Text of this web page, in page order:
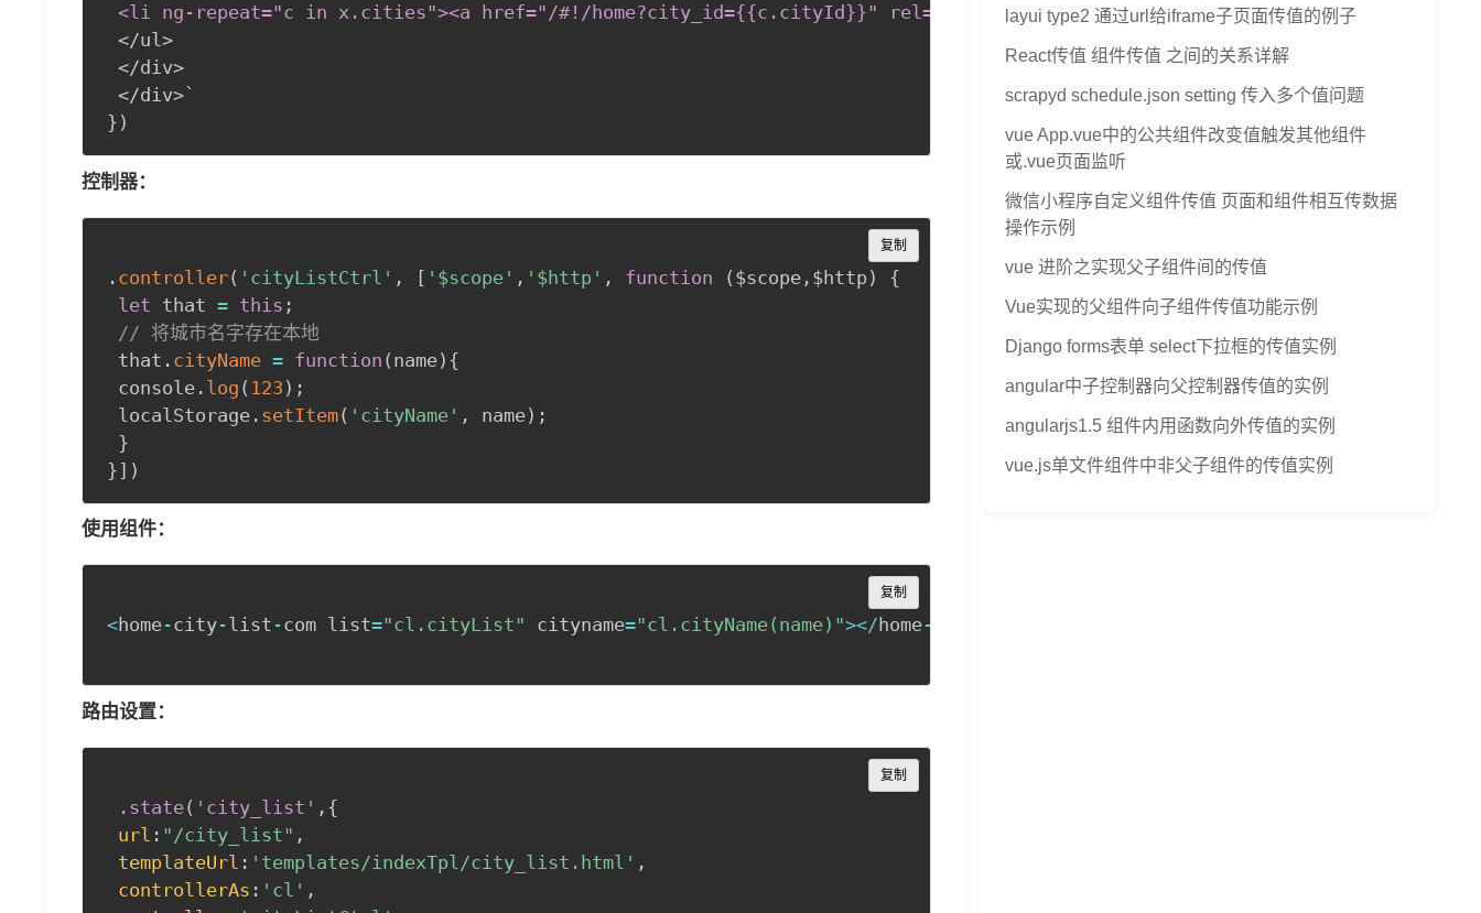
<li ng-repeat="c in x .cities"><a href="/#!/home?city_id={{c .cityId }}" rel="external nofollow" ng-click="vm.cityname
</ul>
</div>
} )
控制器：
. controller( 'cityListCtrl' , [ '$scope' , '$http' , function ( $scope , $http)
{
let that = this ;
// 将城市名字存在本地
that . cityName = function ( name) {
console . log ( 123 ) ;
localStorage . setItem( 'cityName' , name) ;
}
} ] )
复制
Copy
使用组件：
<home-city-list -com list="cl.cityList" cityname="cl.cityName(name)"></ home-
复制
Copy
路由设置：
.state( 'city_list' , {
url : "/city_list" ,
templateUrl : 'templates/indexTpl/city_list.html' ,
controllerAs : 'cl' ,
复制
Copy
layui type2 通过url给iframe子页面传值的例子
React传值 组件传值 之间的关系详解
scrapyd schedule.json setting 传入多个值问题
vue App.vue中的公共组件改变值触发其他组件
或.vue页面监听
微信小程序自定义组件传值 页面和组件相互传数据
操作示例
vue 进阶之实现父子组件间的传值
Vue实现的父组件向子组件传值功能示例
Django forms表单 select下拉框的传值实例
angular中子控制器向父控制器传值的实例
angularjs1.5 组件内用函数向外传值的实例
vue.js单文件组件中非父子组件的传值实例